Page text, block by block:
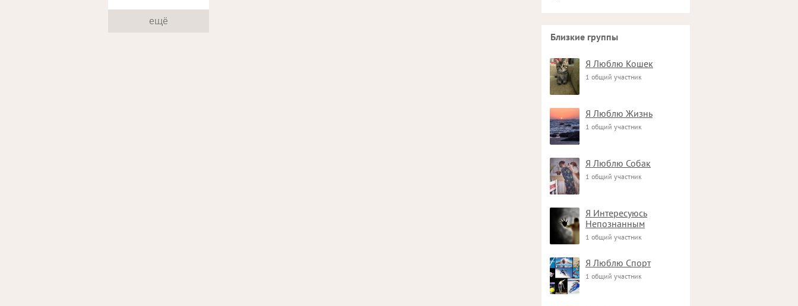
ещё
Близкие группы
Я Люблю Кошек
1 общий участник
Я Люблю Жизнь
1 общий участник
Я Люблю Собак
1 общий участник
Я Интересуюсь
Непознанным
1 общий участник
Я Люблю Спорт
1 общий участник